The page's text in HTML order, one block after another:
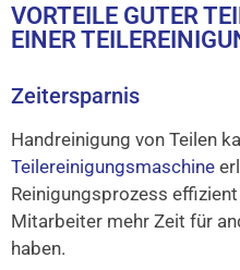
VORTEILE GUTER
EINER
Zeitersparnis
Handreinigung von Teilen
Teilereinigungsmaschine
Reinigungsprozess
Mitarbeiter mehr Zeit für
haben.